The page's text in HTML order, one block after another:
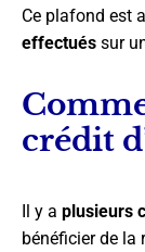
Ce plafond est
effectués sur
crédit
Il y a plusieurs
bénéficier de la